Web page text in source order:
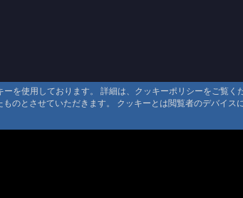
を使用しております。 詳細は、クッキーポリシーをご覧
のとさせていただきます。 クッキーとは閲覧者のデバイス